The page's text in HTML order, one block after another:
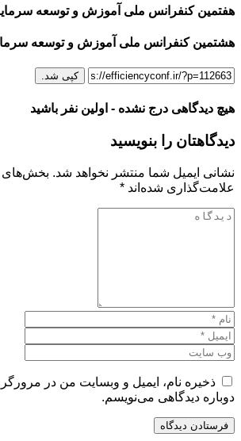
هفتمین کنفرانس ملی آموزش و توسعه سرمایه
هشتمین کنفرانس ملی آموزش و توسعه سرمایه
کپی شد.
هیچ دیدگاهی درج نشده - اولین نفر باشید
دیدگاهتان را بنویسید
نشانی ایمیل شما منتشر نخواهد شد. بخش‌های
علامت‌گذاری شده‌اند *
ذخیره نام، ایمیل و وبسایت من در
دوباره دیدگاهی می‌نویسم.